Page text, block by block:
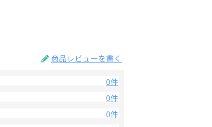
商品レビューを書く
0件
0件
0件